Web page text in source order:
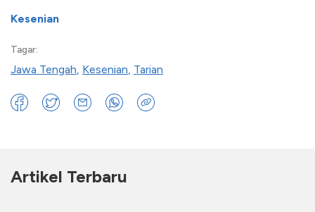
Kesenian
Tagar:
Jawa Tengah, Kesenian, Tarian
Artikel Terbaru